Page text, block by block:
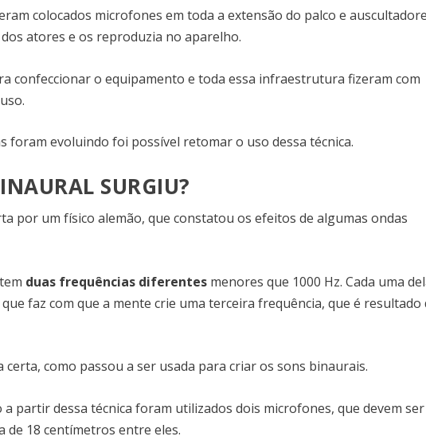
colocados microfones em toda a extensão do palco e
atores e os reproduzia no aparelho.
confeccionar o equipamento e toda essa infraestrutura fizeram com
foram evoluindo foi possível retomar o uso dessa técnica.
SURGIU?
por um físico alemão, que constatou os efeitos de algumas ondas
duas frequências diferentes menores que 1000 Hz. Cada uma
faz com que a mente crie uma terceira frequência, que é resultado
certa, como passou a ser usada para criar os sons binaurais.
partir dessa técnica foram utilizados dois microfones, que devem ser
de 18 centímetros entre eles.